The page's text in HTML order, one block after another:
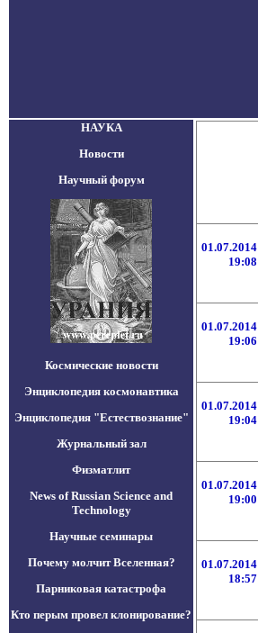
НАУКА
Новости
Научный форум
Космические новости
Энциклопедия космонавтика
Энциклопедия "Естествознание"
Журнальный зал
Физматлит
News of Russian Science and
Technology
Научные семинары
Почему молчит Вселенная?
Парниковая катастрофа
Кто перым провел клонирование?
01.07.2014
19:08
01.07.2014
19:06
01.07.2014
19:04
01.07.2014
19:00
01.07.2014
18:57